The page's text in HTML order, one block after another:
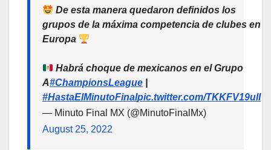
De esta manera quedaron definidos los
grupos de la máxima competencia de clubes en
Europa
Habrá choque de mexicanos en el Grupo
A#ChampionsLeague
#HastaElMinutoFinalpic.twitter.com/TKKFV19ulI
— Minuto Final MX (@MinutoFinalMx)
August 25, 2022